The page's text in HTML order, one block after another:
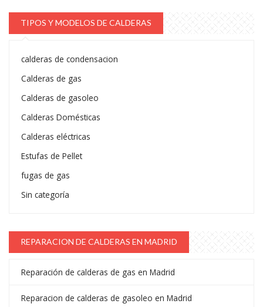
TIPOS Y MODELOS DE CALDERAS
calderas de condensacion
Calderas de gas
Calderas de gasoleo
Calderas Domésticas
Calderas eléctricas
Estufas de Pellet
fugas de gas
Sin categoría
REPARACION DE CALDERAS EN MADRID
Reparación de calderas de gas en Madrid
Reparacion de calderas de gasoleo en Madrid